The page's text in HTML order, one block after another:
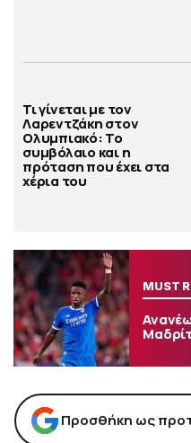
Τι γίνεται με τον
Λαρεντζάκη στον
Ολυμπιακό: Το
συμβόλαιο και η
πρόταση που έχει στα
χέρια του
MUST
Προσθήκη ως